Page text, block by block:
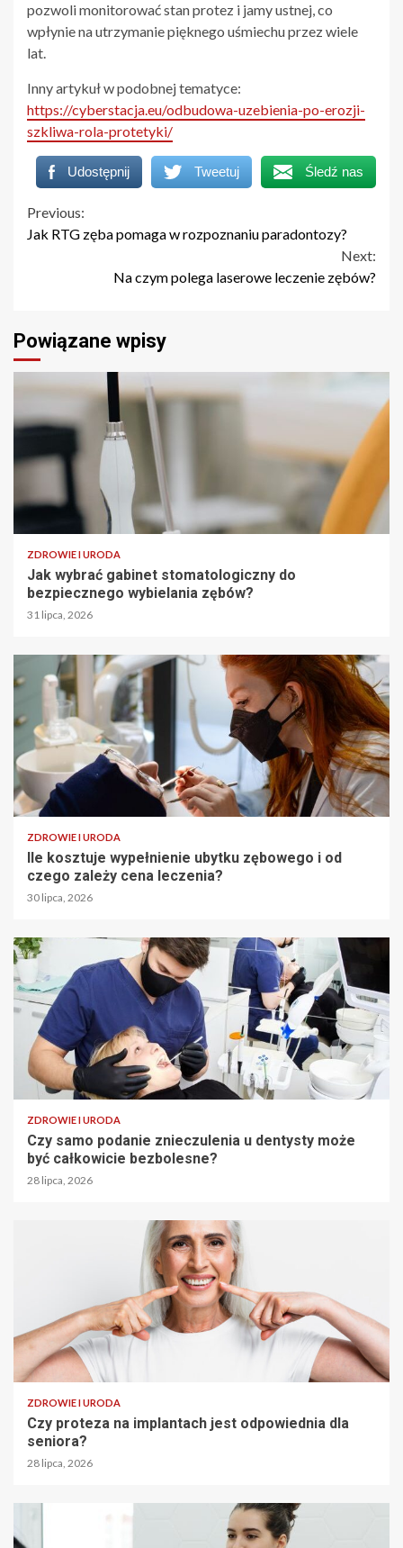
pozwoli monitorować stan protez i jamy ustnej, co
wpłynie na utrzymanie pięknego uśmiechu przez wiele
lat.
Inny artykuł w podobnej tematyce:
https://cyberstacja.eu/odbudowa-uzebienia-po-erozji-
szkliwa-rola-protetyki/
Udostępnij Tweetuj Śledź nas
Continue
Previous:
Jak RTG zęba pomaga w rozpoznaniu paradontozy?
Next:
Na czym polega laserowe leczenie zębów?
Powiązane wpisy
ZDROWIE I URODA
Jak wybrać gabinet stomatologiczny do
bezpiecznego wybielania zębów?
31 lipca, 2026
ZDROWIE I URODA
Ile kosztuje wypełnienie ubytku zębowego i od
czego zależy cena leczenia?
30 lipca, 2026
ZDROWIE I URODA
Czy samo podanie znieczulenia u dentysty może
być całkowicie bezbolesne?
28 lipca, 2026
ZDROWIE I URODA
Czy proteza na implantach jest odpowiednia dla
seniora?
28 lipca, 2026